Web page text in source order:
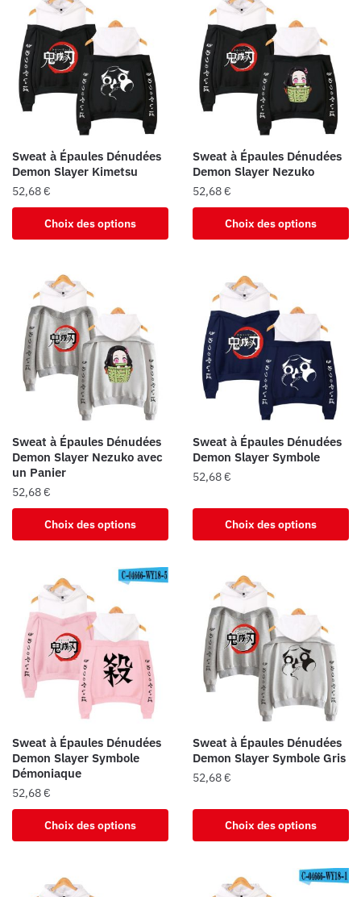
Sweat à Épaules Dénudées
Demon Slayer Kimetsu
52,68€
Choix des options
produit
plusieurs
variations.
Les
options
peuvent
être
choisies
page
du
produit
Sweat à Épaules Dénudées
Demon Slayer Nezuko
52,68€
Choix des options
produit
plusieurs
variations.
Les
options
peuvent
être
choisies
page
du
Sweat à Épaules Dénudées
Demon Slayer Nezuko avec
un Panier
52,68€
Choix des options
produit
plusieurs
variations.
Les
options
peuvent
être
choisies
page
du
produit
Sweat à Épaules Dénudées
Demon Slayer Symbole
52,68€
Choix des options
produit
a
variations.
options
peuvent
être
choisies
page
du
produit
Sweat à Épaules Dénudées
Demon Slayer Symbole
Démoniaque
52,68€
Choix des options
produit
plusieurs
Sweat à Épaules Dénudées
Demon Slayer Symbole Gris
52,68€
Choix des options
produit
a
variations.